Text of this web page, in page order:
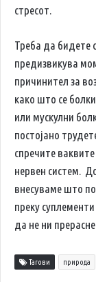
стресот.
Треба да бидете
предизвикува
причинител за
како што се
или мускулни
постојано
спречите
нервен систем.
внесуваме што
преку
да не ни
Тагови природа